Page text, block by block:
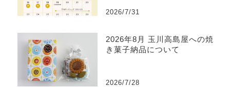
2026/7/31
2026年8月 玉川高島屋への焼
き菓子納品について
2026/7/28